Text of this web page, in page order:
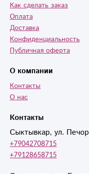
Контакты
Сыктывкар, ул.
+79042708715
+79128658715
Как сделать заказ
Оплата
Доставка
Конфиденциальность
Публичная оферта
О компании
Контакты
О нас